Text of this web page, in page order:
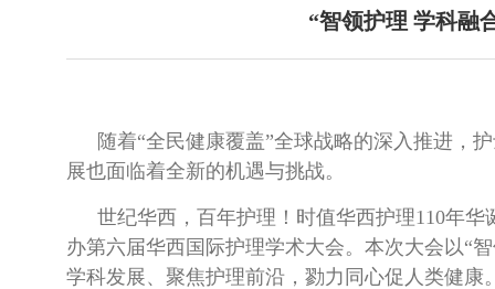
“智领护理 学科融
随着“全民健康覆盖”全球战略的深入推进，
展也面临着全新的机遇与挑战。
世纪华西，百年护理！时值华西护理110年
办第六届华西国际护理学术大会。本次大会以“
学科发展、聚焦护理前沿，勠力同心促人类健